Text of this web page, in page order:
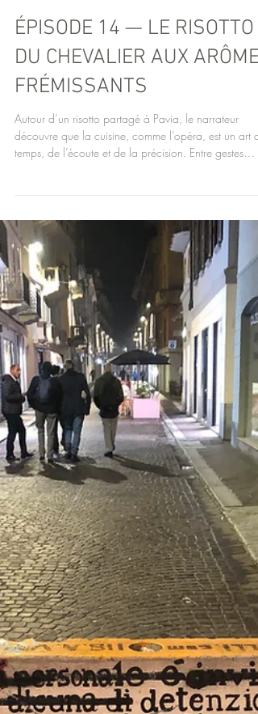
ÉPISODE 14 — LE RISOTTO
DU CHEVALIER AUX
FRÉMISSANTS
Autour d’un risotto partagé à Pavia, le narrateur
repas devient une métaphore de la création : lente,
collective, sensible. Comme Don Quichotte, l’art naît
de la patience, du feu juste… et du partage.